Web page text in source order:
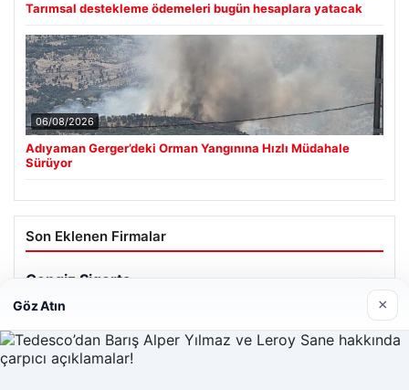
Tarımsal destekleme ödemeleri bugün hesaplara yatacak
06/08/2026
Adıyaman Gerger’deki Orman Yangınına Hızlı Müdahale
Sürüyor
Son Eklenen Firmalar
Göz Atın ×